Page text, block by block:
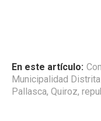
En este artículo:
Municipalidad
Pallasca, Quiroz,